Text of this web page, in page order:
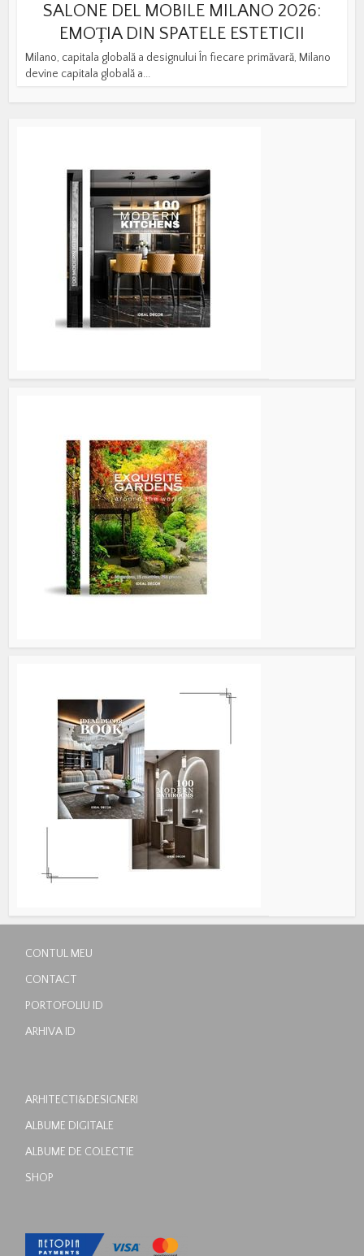
SALONE DEL MOBILE MILANO 2026:
EMOȚIA DIN SPATELE ESTETICII
Milano, capitala globală a designului În fiecare primăvară, Milano
devine capitala globală a...
CONTUL MEU
CONTACT
PORTOFOLIU ID
ARHIVA ID
ARHITECTI&DESIGNERI
ALBUME DIGITALE
ALBUME DE COLECTIE
SHOP